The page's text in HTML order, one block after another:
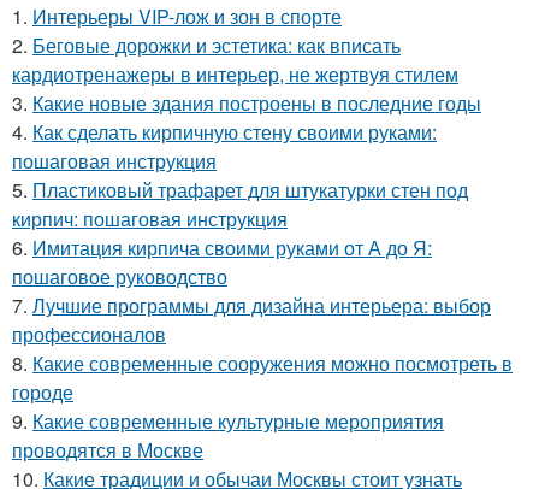
1. Интерьеры VIP-лож и зон в спорте
2. Беговые дорожки и эстетика: как вписать
кардиотренажеры в интерьер, не жертвуя стилем
3. Какие новые здания построены в последние годы
4. Как сделать кирпичную стену своими руками:
пошаговая инструкция
5. Пластиковый трафарет для штукатурки стен под
кирпич: пошаговая инструкция
6. Имитация кирпича своими руками от А до Я:
пошаговое руководство
7. Лучшие программы для дизайна интерьера: выбор
профессионалов
8. Какие современные сооружения можно посмотреть в
городе
9. Какие современные культурные мероприятия
проводятся в Москве
10. Какие традиции и обычаи Москвы стоит узнать